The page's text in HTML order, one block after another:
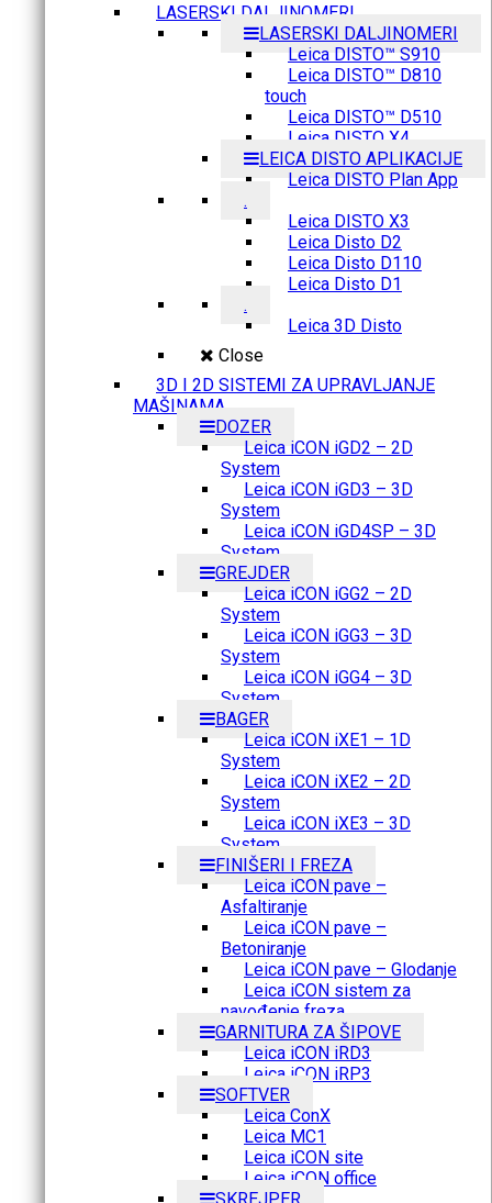
LASERSKI DALJINOMERI
LASERSKI DALJINOMERI
Leica DISTO™ S910
Leica DISTO™ D810
touch
Leica DISTO™ D510
Leica DISTO X4
LEICA DISTO APLIKACIJE
Leica DISTO Plan App
.
Leica DISTO X3
Leica Disto D2
Leica Disto D110
Leica Disto D1
.
Leica 3D Disto
Close
3D I 2D SISTEMI ZA UPRAVLJANJE
MAŠINAMA
DOZER
Leica iCON iGD2 – 2D
System
Leica iCON iGD3 – 3D
System
Leica iCON iGD4SP – 3D
System
GREJDER
Leica iCON iGG2 – 2D
System
Leica iCON iGG3 – 3D
System
Leica iCON iGG4 – 3D
System
BAGER
Leica iCON iXE1 – 1D
System
Leica iCON iXE2 – 2D
System
Leica iCON iXE3 – 3D
System
FINIŠERI I FREZA
Leica iCON pave –
Asfaltiranje
Leica iCON pave –
Betoniranje
Leica iCON pave – Glodanje
Leica iCON sistem za
navođenje freza
GARNITURA ZA ŠIPOVE
Leica iCON iRD3
Leica iCON iRP3
SOFTVER
Leica ConX
Leica MC1
Leica iCON site
Leica iCON office